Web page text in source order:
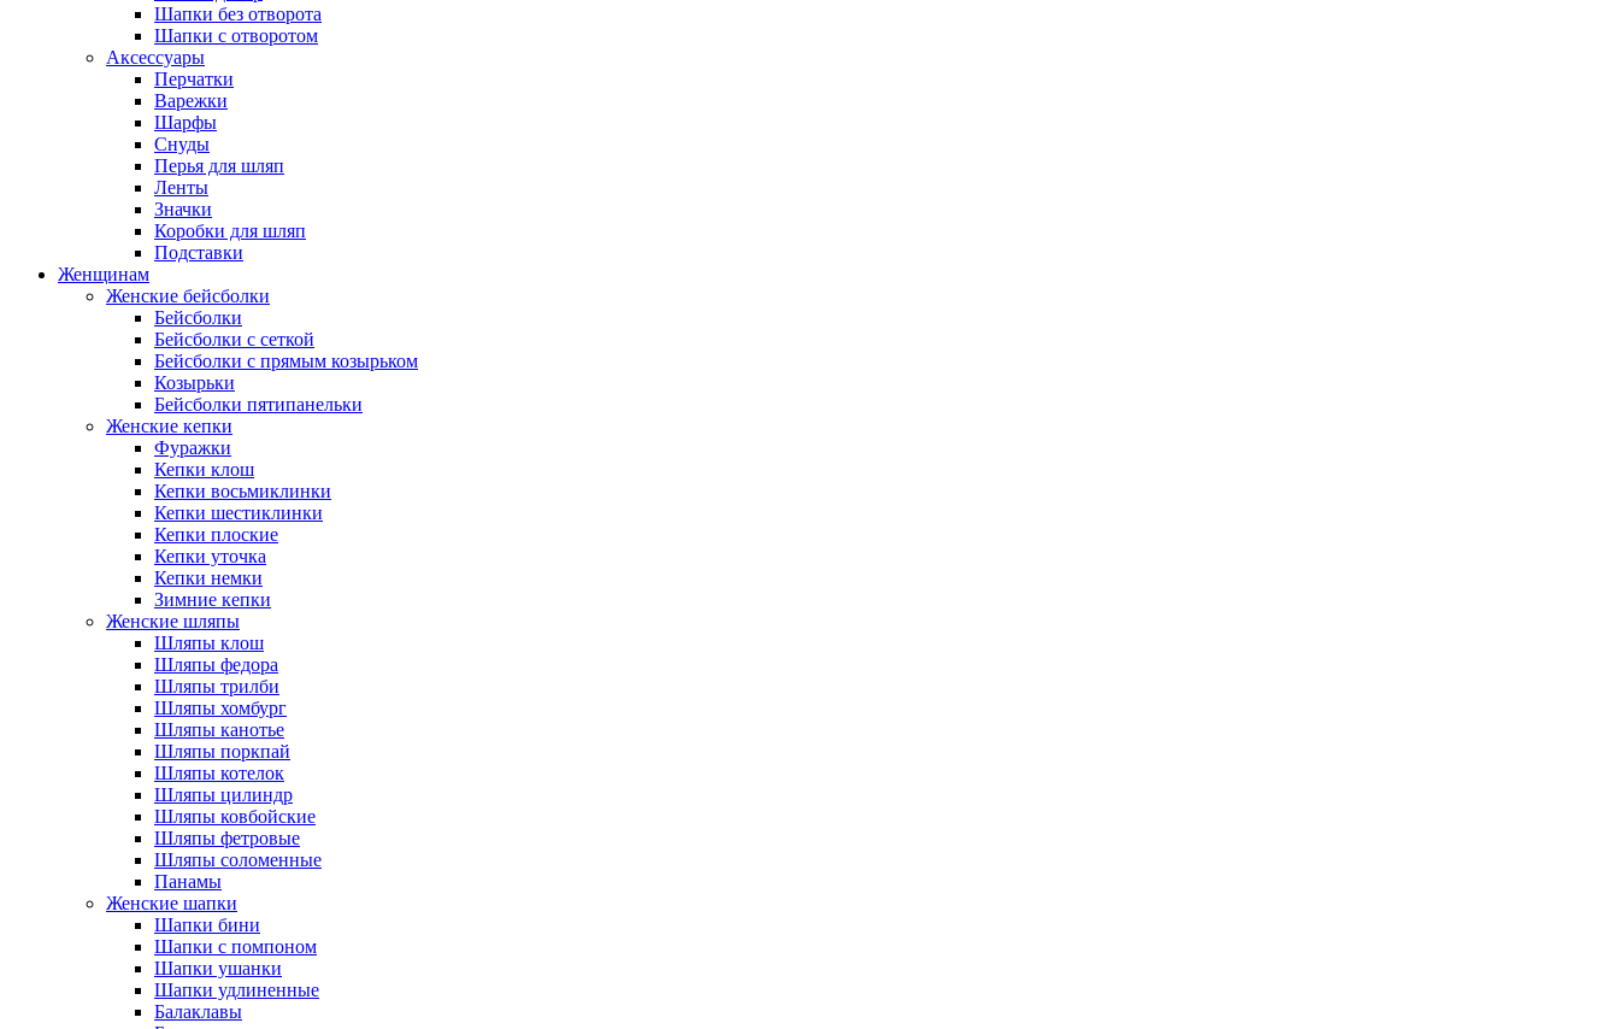
Шапки без отворота
Шапки с отворотом
Аксессуары
Перчатки
Варежки
Шарфы
Снуды
Перья для шляп
Ленты
Значки
Коробки для шляп
Подставки
Женщинам
Женские бейсболки
Бейсболки
Бейсболки с сеткой
Бейсболки с прямым козырьком
Козырьки
Бейсболки пятипанельки
Женские кепки
Фуражки
Кепки клош
Кепки восьмиклинки
Кепки шестиклинки
Кепки плоские
Кепки уточка
Кепки немки
Зимние кепки
Женские шляпы
Шляпы клош
Шляпы федора
Шляпы трилби
Шляпы хомбург
Шляпы канотье
Шляпы поркпай
Шляпы котелок
Шляпы цилиндр
Шляпы ковбойские
Шляпы фетровые
Шляпы соломенные
Панамы
Женские шапки
Шапки бини
Шапки с помпоном
Шапки ушанки
Шапки удлиненные
Балаклавы